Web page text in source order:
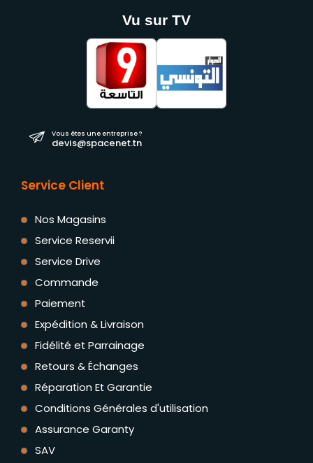
Vu sur TV
Vous êtes une entreprise ?
devis@spacenet.tn
Service Client
Nos Magasins
Service Reservii
Service Drive
Commande
Paiement
Expédition & Livraison
Fidélité et Parrainage
Retours & Échanges
Réparation Et Garantie
Conditions Générales d'utilisation
Assurance Garanty
SAV